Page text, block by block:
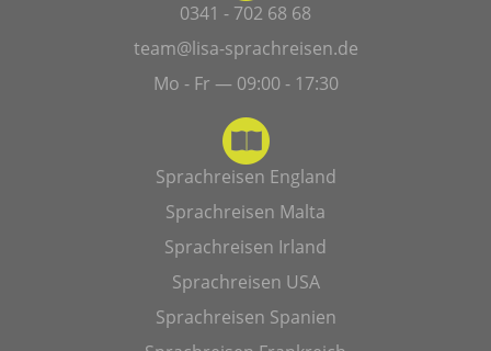
0341 - 702 68 68
team@lisa-sprachreisen.de
Mo - Fr — 09:00 - 17:30
Sprachreisen England
Sprachreisen Malta
Sprachreisen Irland
Sprachreisen USA
Sprachreisen Spanien